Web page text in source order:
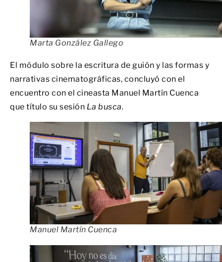
Marta González Gallego
El módulo sobre la escritura de guión y las formas y
narrativas cinematográficas, concluyó con el
encuentro con el cineasta Manuel Martín Cuenca
que título su sesión La busca.
Manuel Martín Cuenca